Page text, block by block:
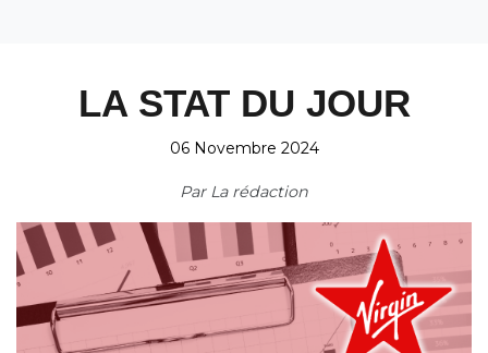
LA STAT DU JOUR
06 Novembre 2024
Par La rédaction